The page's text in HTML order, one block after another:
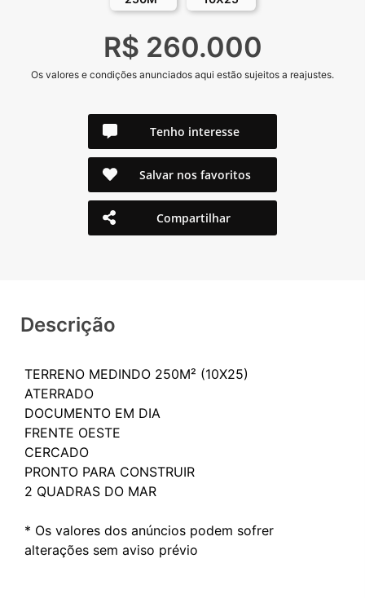
R$ 260.000
Os valores e condições anunciados aqui estão sujeitos a reajustes.
Tenho interesse
Salvar nos favoritos
Compartilhar
Descrição
TERRENO MEDINDO 250M² (10X25)
ATERRADO
DOCUMENTO EM DIA
FRENTE OESTE
CERCADO
PRONTO PARA CONSTRUIR
2 QUADRAS DO MAR
* Os valores dos anúncios podem sofrer